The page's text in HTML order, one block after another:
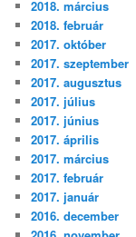
2018. március
2018. február
2017. október
2017. szeptember
2017. augusztus
2017. július
2017. június
2017. április
2017. március
2017. február
2017. január
2016. december